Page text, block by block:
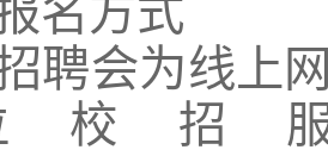
名方式
聘会为线上
校招